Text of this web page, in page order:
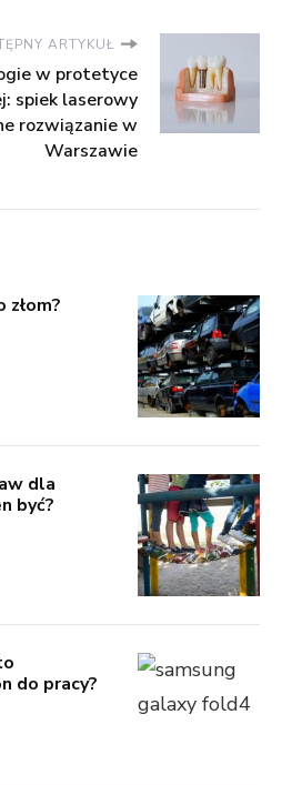
ARTYKUŁ
w protetyce
spiek laserowy
rozwiązanie w
Warszawie
złom?
dla
być?
do pracy?